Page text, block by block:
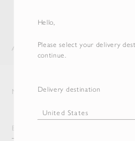
Hello,
Please select your delivery
continue.
Delivery destination
AURALEE ITEM
Newsletter